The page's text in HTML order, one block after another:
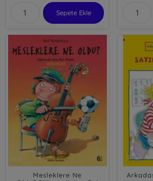
Sepete Ekle
Mesleklere Ne